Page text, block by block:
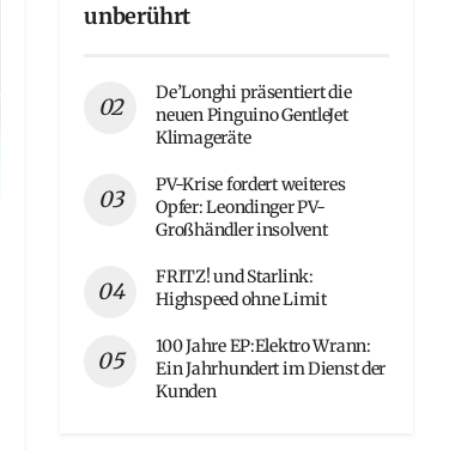
unberührt
De’Longhi präsentiert die
neuen Pinguino GentleJet
Klimageräte
PV-Krise fordert weiteres
Opfer: Leondinger PV-
Großhändler insolvent
FRITZ! und Starlink:
Highspeed ohne Limit
100 Jahre EP:Elektro Wrann:
Ein Jahrhundert im Dienst der
Kunden